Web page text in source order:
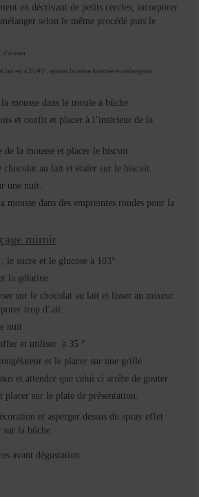
en décrivant de petits cercles, incorporer
selon le même procédé puis le
d’oiseau.
lait est à 35/45°, ajouter la crème fouettée en mélangeant
mousse dans le moule à bûche.
et confit et placer à l’intérieur de la
de la mousse et placer le biscuit.
chocolat au lait et étaler sur le biscuit.
une nuit.
mousse dans des empreintes rondes pour la
miroir
le sucre et le glucose à 103°
la gélatine.
sur le chocolat au lait et lisser au mixeur
trop d’air.
nuit .
et utiliser à 35 ° .
et le placer sur une grille.
et attendre que celui ci arrête de gouter.
placer sur le plate de présentation.
et asperger dessus du spray effet
la bûche.
avant dégustation.